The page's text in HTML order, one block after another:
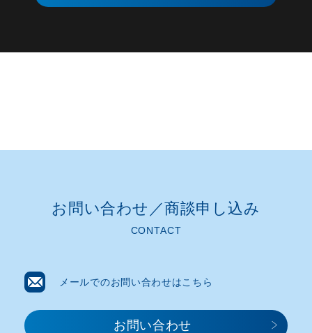
お問い合わせ／商談申し込み​
CONTACT
メールでのお問い合わせはこちら
お問い合わせ​